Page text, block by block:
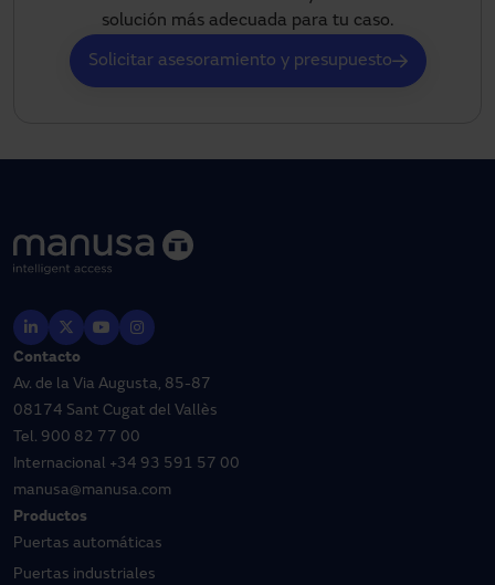
solución más adecuada para tu caso.
Solicitar asesoramiento y presupuesto
Contacto
Av. de la Via Augusta, 85-87
08174 Sant Cugat del Vallès
Tel. 900 82 77 00
Internacional +34 93 591 57 00
manusa@manusa.com
Productos
Puertas automáticas
Puertas industriales